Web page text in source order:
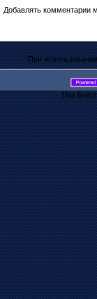
Добавлять комментарии
При
This